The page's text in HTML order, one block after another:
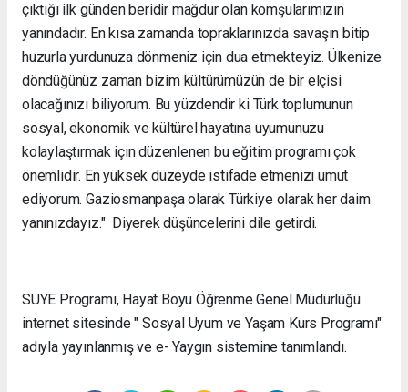
çıktığı ilk günden beridir mağdur olan komşularımızın
yanındadır. En kısa zamanda topraklarınızda savaşın bitip
huzurla yurdunuza dönmeniz için dua etmekteyiz. Ülkenize
döndüğünüz zaman bizim kültürümüzün de bir elçisi
olacağınızı biliyorum. Bu yüzdendir ki Türk toplumunun
sosyal, ekonomik ve kültürel hayatına uyumunuzu
kolaylaştırmak için düzenlenen bu eğitim programı çok
önemlidir. En yüksek düzeyde istifade etmenizi umut
ediyorum. Gaziosmanpaşa olarak Türkiye olarak her daim
yanınızdayız." Diyerek düşüncelerini dile getirdi.
SUYE Programı, Hayat Boyu Öğrenme Genel Müdürlüğü
internet sitesinde " Sosyal Uyum ve Yaşam Kurs Programı"
adıyla yayınlanmış ve e- Yaygın sistemine tanımlandı.